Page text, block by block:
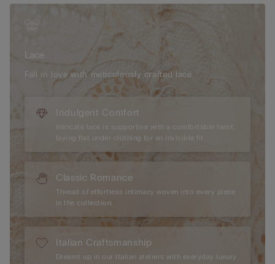
蕾絲靈感源自 1900 年代初期的法式蕾絲，以精緻幾何與花卉圖
案完美融合，呈現高雅細膩風格。觸感柔軟性感，外觀優雅浪
可持續性
蕾絲含有可降解的聚醯胺纖維，可 100% 回收，分解速
度比傳統聚醯胺快 10 倍。
Lace
Fall in love with meticulously crafted lace.
Indulgent Comfort
Intricate lace is supportive with a comfortable twist,
laying flat under clothing for an invisible fit.
Classic Romance
Thread of effortless intimacy woven into every piece
in the collection.
Italian Craftsmanship
Dreamt up in our Italian ateliers with everyday luxury